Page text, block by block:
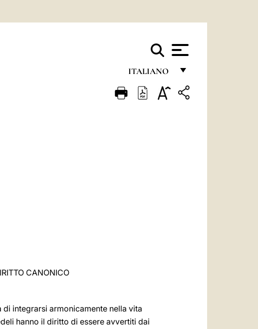
ITALIANO
FRANÇAIS
CANONICO
integrarsi armonicamente nella vita
hanno il diritto di essere avvertiti dai